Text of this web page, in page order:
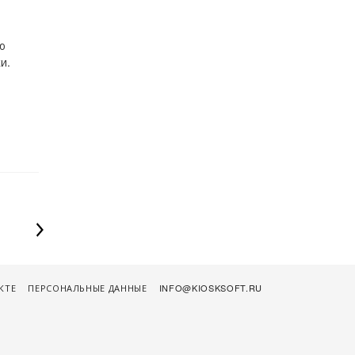
ПЕРСОНАЛЬНЫЕ ДАННЫЕ INFO@KIOSKSOFT.RU